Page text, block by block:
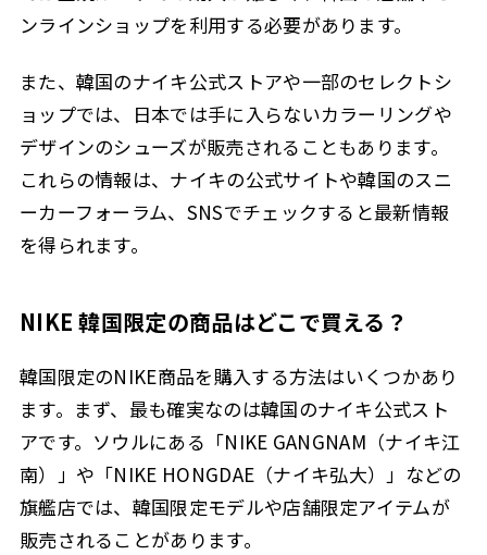
ンラインショップを利用する必要があります。
また、韓国のナイキ公式ストアや一部のセレクトシ
ョップでは、日本では手に入らないカラーリングや
デザインのシューズが販売されることもあります。
これらの情報は、ナイキの公式サイトや韓国のスニ
ーカーフォーラム、SNSでチェックすると最新情報
を得られます。
NIKE 韓国限定の商品はどこで買える？
韓国限定のNIKE商品を購入する方法はいくつかあり
ます。まず、最も確実なのは韓国のナイキ公式スト
アです。ソウルにある「NIKE GANGNAM（ナイキ江
南）」や「NIKE HONGDAE（ナイキ弘大）」などの
旗艦店では、韓国限定モデルや店舗限定アイテムが
販売されることがあります。